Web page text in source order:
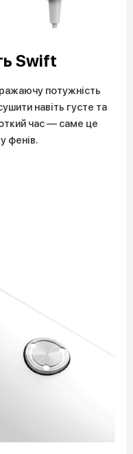
Swift
потужність
навіть густе та
час — саме це
фенів.